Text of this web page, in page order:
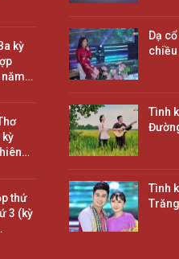
kỳ
kỳ
thứ
3 (kỳ
Dạ
chiều
Tình
Tình